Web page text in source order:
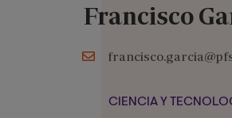
Francisco
CIENCIA Y